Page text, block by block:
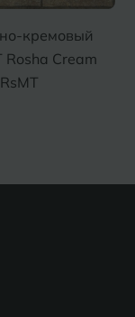
кремовый
Rosha Cream